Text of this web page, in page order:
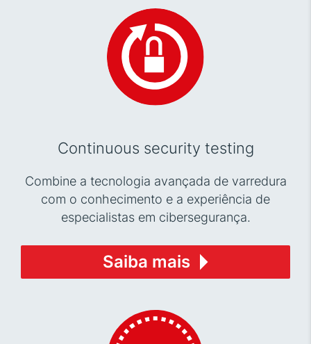
Continuous security testing
Combine a tecnologia avançada de varredura
com o conhecimento e a experiência de
especialistas em cibersegurança.
Saiba mais